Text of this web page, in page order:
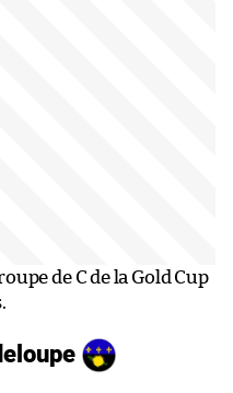
de C de la Gold Cup